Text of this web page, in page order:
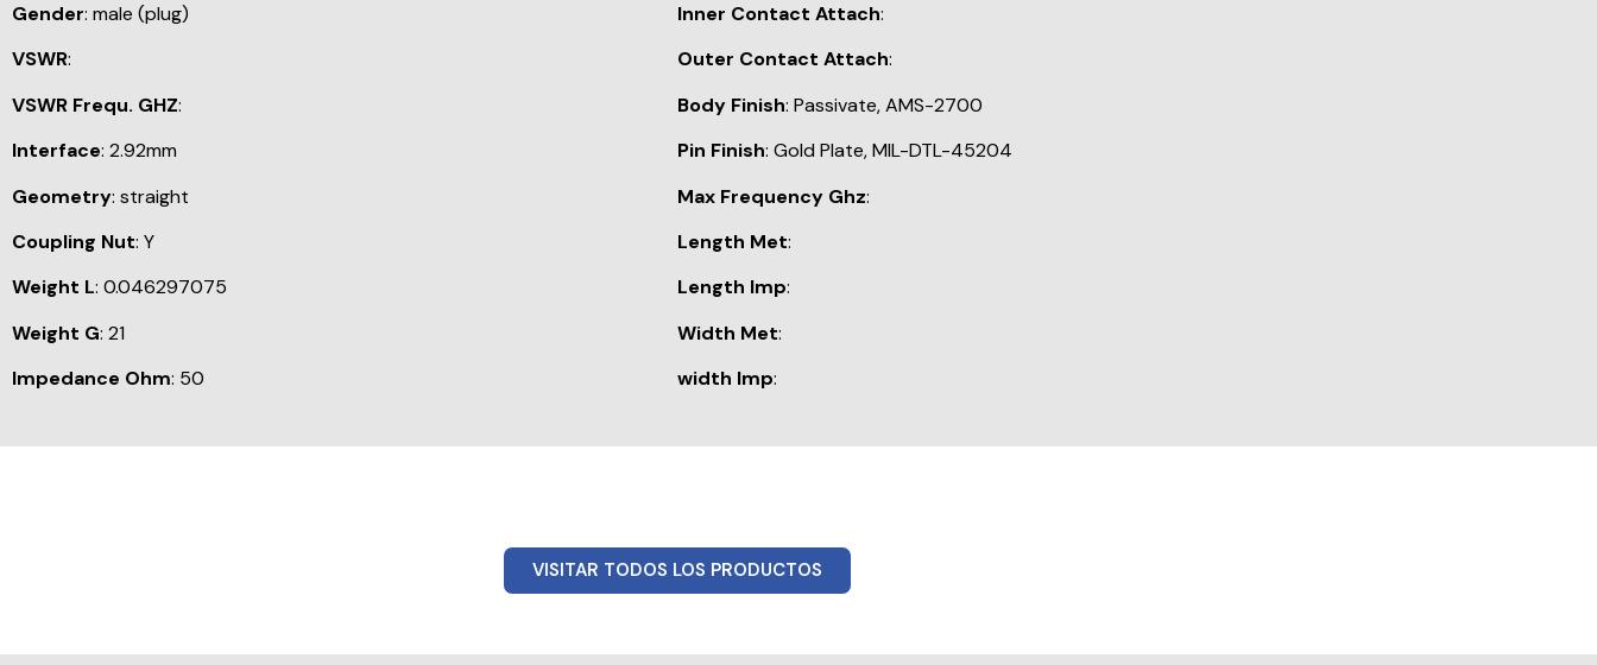
Gender: male (plug)
VSWR:
VSWR Frequ. GHZ:
Interface: 2.92mm
Geometry: straight
Coupling Nut: Y
Weight L: 0.046297075
Weight G: 21
Impedance Ohm: 50
Inner Contact Attach:
Outer Contact Attach:
Body Finish: Passivate, AMS-2700
Pin Finish: Gold Plate, MIL-DTL-45204
Max Frequency Ghz:
Length Met:
Length Imp:
Width Met:
width Imp:
VISITAR TODOS LOS PRODUCTOS